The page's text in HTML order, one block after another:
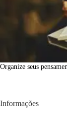
Organize seus
Informações